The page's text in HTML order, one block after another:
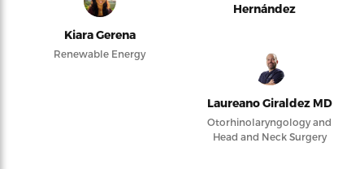
Kiara Gerena
Renewable Energy
Hernández
Laureano Giraldez MD
Otorhinolaryngology and
Head and Neck Surgery